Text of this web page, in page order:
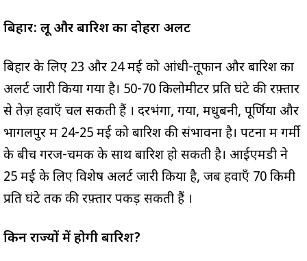
बिहार: लू और बारिश का दोहरा अलर्ट
बिहार के लिए 23 और 24 मई को आंधी-तूफान और बारिश का
अलर्ट जारी किया गया है। 50-70 किलोमीटर प्रति घंटे की रफ़्तार
से तेज़ हवाएँ चल सकती हैं । दरभंगा, गया, मधुबनी, पूर्णिया और
भागलपुर में 24-25 मई को बारिश की संभावना है। पटना में गर्मी
के बीच गरज-चमक के साथ बारिश हो सकती है। आईएमडी ने
25 मई के लिए विशेष अलर्ट जारी किया है, जब हवाएँ 70 किमी
प्रति घंटे तक की रफ़्तार पकड़ सकती हैं ।
किन राज्यों में होगी बारिश?